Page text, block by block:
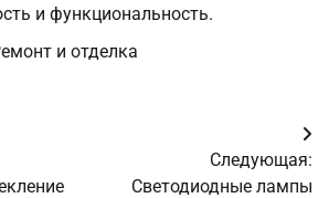
и функциональность.
и отделка
Следующая:
Светодиодные лампы